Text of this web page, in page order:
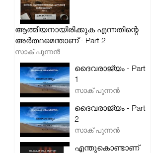
ആത്മീയനായിരിക്കുക എന്നതിന്റെ
അർത്ഥമെന്താണ് - Part 2
സാക് പുന്നൻ
ദൈവരാജ്യം - Part
1
സാക് പുന്നൻ
ദൈവരാജ്യം - Part
2
സാക് പുന്നൻ
എന്തുകൊണ്ടാണ്